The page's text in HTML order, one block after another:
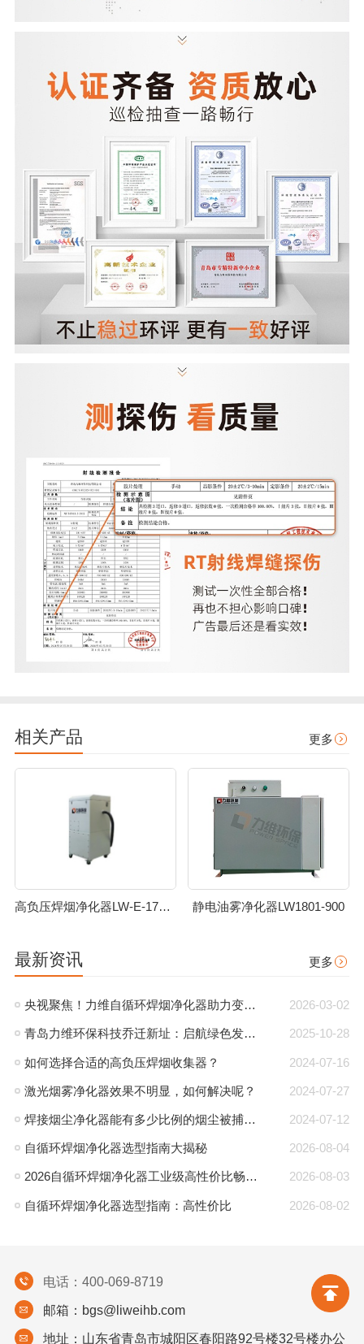
相关产品 更多
高负压焊烟净化器LW-E-1701-022 静电油雾净化器LW1801-900
最新资讯 更多
2026-03-02
央视聚焦！力维自循环焊烟净化器助力变压器巨头打造绿色智造新标杆
2025-10-28
青岛力维环保科技乔迁新址：启航绿色发展新征程
2024-07-16
如何选择合适的高负压焊烟收集器？
2024-07-27
激光烟雾净化器效果不明显，如何解决呢？
2024-07-12
焊接烟尘净化器能有多少比例的烟尘被捕集？
2026-08-04
自循环焊烟净化器选型指南大揭秘
2026-08-03
2026自循环焊烟净化器工业级高性价比畅销型号选购指南
2026-08-02
自循环焊烟净化器选型指南：高性价比
电话：400-069-8719
邮箱：bgs@liweihb.com
地址：山东省青岛市城阳区春阳路92号楼32号楼办公